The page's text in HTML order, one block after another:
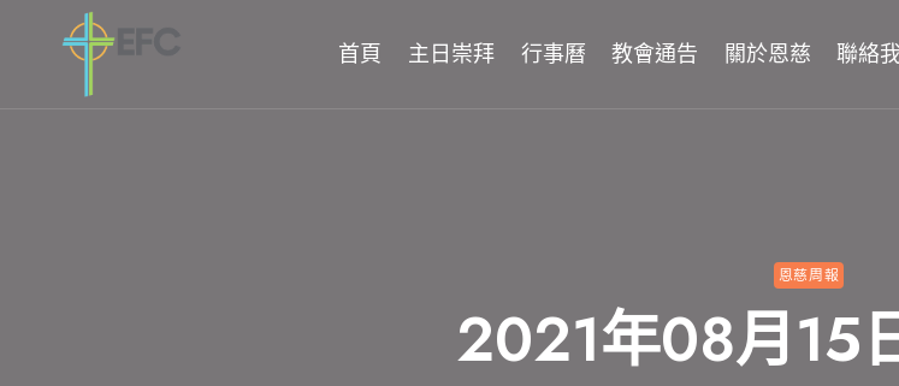
首頁 主日崇拜 行事曆 教會通告 關於恩慈 聯絡
恩慈周報
2021年08月15